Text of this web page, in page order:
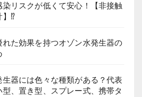
染リスクが低くて安心！【非接触
】⁉
た効果を持つオゾン水発生器の
生器には色々な種類がある？代表
、置き型、スプレー式、携帯タ